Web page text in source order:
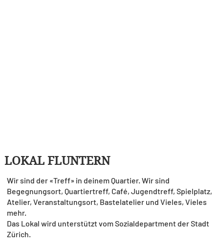
LOKAL FLUNTERN
Wir sind der «Treff» in deinem Quartier. Wir sind
Begegnungsort, Quartiertreff, Café, Jugendtreff, Spielplatz,
Atelier, Veranstaltungsort, Bastelatelier und Vieles, Vieles
mehr.
Das Lokal wird unterstützt vom Sozialdepartment der Stadt
Zürich.